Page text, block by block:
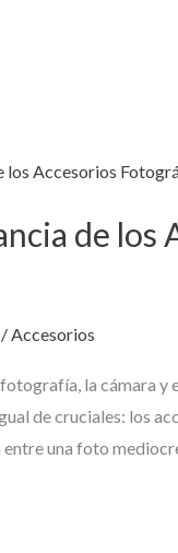
de los
/Accesorios
la cámara y
de cruciales: los
una foto